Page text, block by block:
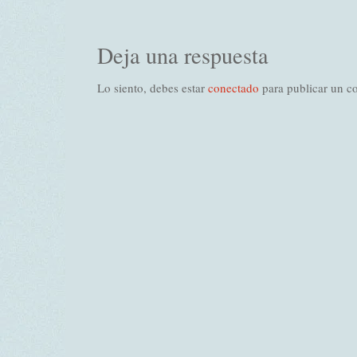
Deja una respuesta
Lo siento, debes estar conectado para publicar un